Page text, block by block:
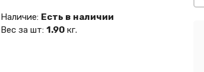
Наличие: Есть в наличии
Вес за шт: 1.90кг.